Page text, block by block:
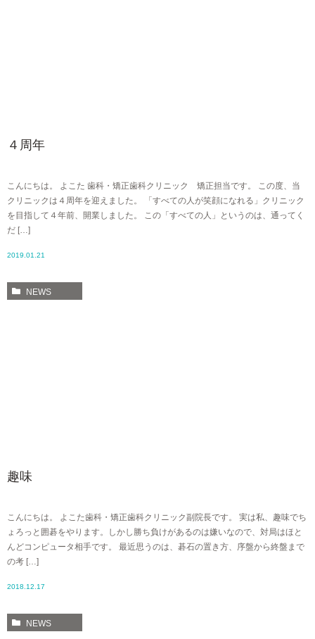
４周年
こんにちは。 よこた 歯科・矯正歯科クリニック 矯正担当です。 この度、当
クリニックは４周年を迎えました。 「すべての人が笑顔になれる」クリニック
を目指して４年前、開業しました。 この「すべての人」というのは、通ってく
だ […]
2019.01.21
NEWS
趣味
こんにちは。 よこた歯科・矯正歯科クリニック副院長です。 実は私、趣味でち
ょろっと囲碁をやります。しかし勝ち負けがあるのは嫌いなので、対局はほと
んどコンピュータ相手です。 最近思うのは、碁石の置き方、序盤から終盤まで
の考 […]
2018.12.17
NEWS